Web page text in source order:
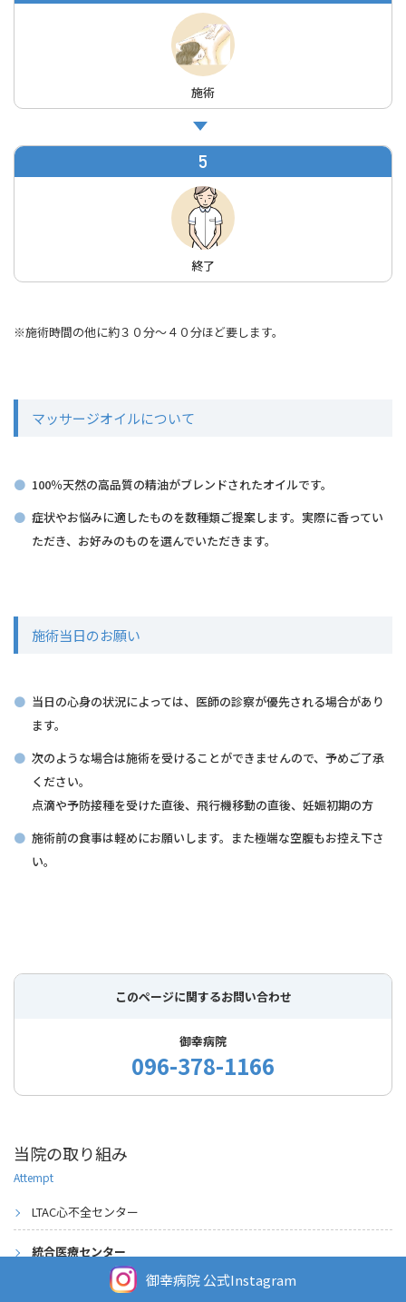
御幸病院 公式Instagram
施術
5
終了
※施術時間の他に約３０分～４０分ほど要します。
マッサージオイルについて
100％天然の高品質の精油がブレンドされたオイルです。
症状やお悩みに適したものを数種類ご提案します。実際に香ってい
ただき、お好みのものを選んでいただきます。
施術当日のお願い
当日の心身の状況によっては、医師の診察が優先される場合があり
ます。
次のような場合は施術を受けることができませんので、予めご了承
ください。
点滴や予防接種を受けた直後、飛行機移動の直後、妊娠初期の方
施術前の食事は軽めにお願いします。また極端な空腹もお控え下さ
い。
このページに関するお問い合わせ
御幸病院
096-378-1166
当院の取り組み
Attempt
LTAC心不全センター
統合医療センター